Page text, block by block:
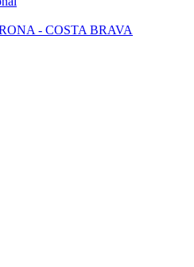
- COSTA BRAVA